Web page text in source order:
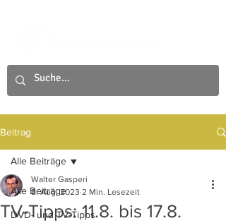
Beitrag
Alle Beiträge
DVD- und TV-Tipps
Alle Beiträge
TV-Tipps: 11.8. bis 17.8.
Walter Gasperi
8. Aug. 2023 2 Min. Lesezeit